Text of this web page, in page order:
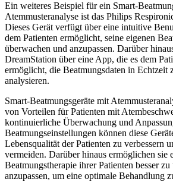
Ein weiteres Beispiel für ein Smart-
Atemmusteranalyse ist das Philips
Dieses Gerät verfügt über eine intuitive
dem Patienten ermöglicht, seine eigenen
überwachen und anzupassen. Darüber
DreamStation über eine App, die es dem
ermöglicht, die Beatmungsdaten in Echtzeit
analysieren.
Smart-Beatmungsgeräte mit
von Vorteilen für Patienten mit
kontinuierliche Überwachung und
Beatmungseinstellungen können diese
Lebensqualität der Patienten zu verbessern
vermeiden. Darüber hinaus ermöglichen sie
Beatmungstherapie ihrer Patienten besser
anzupassen, um eine optimale Behandlung